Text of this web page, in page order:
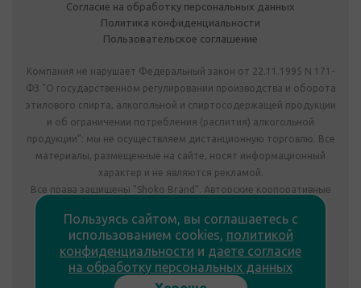
Согласие на обработку персональных данных
Политика конфиденциальности
Пользовательское соглашение
Компания не нарушает Федеральный закон от 22.11.1995 N 171-
ФЗ "О государственном регулировании производства и оборота
этилового спирта, алкогольной и спиртосодержащей продукции
и об ограничении потребления (распития) алкогольной
продукции": мы не осуществляем дистанционную торговлю. Все
материалы, размещенные на сайте, носят информационный
характер и не являются рекламой.
Все права защищены "Shoko Brand". Авторские корпоративные
Комплектация подарка может отличаться от изображения.
Информация на сайте не является публичной офертой.
Сведения о продавце:
ООО «Фабрика подарков», лицензия №78РПА0009672 от
Пользуясь сайтом, вы соглашаетесь с
использованием cookies, политикой
конфиденциальности и даете согласие
на обработку персональных данных